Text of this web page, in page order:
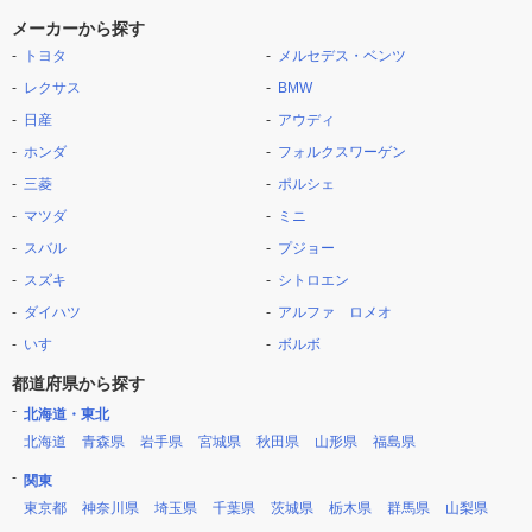
メーカーから探す
トヨタ
レクサス
日産
ホンダ
三菱
マツダ
スバル
スズキ
ダイハツ
いすゞ
メルセデス・ベンツ
BMW
アウディ
フォルクスワーゲン
ポルシェ
ミニ
プジョー
シトロエン
アルファ ロメオ
ボルボ
都道府県から探す
北海道・東北
北海道
青森県 岩手県 宮城県 秋田県 山形県 福島県
関東
東京都
神奈川県 埼玉県 千葉県 茨城県 栃木県 群馬県 山梨県